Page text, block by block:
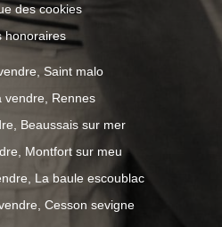
des cookies
honoraires
Saint malo
vendre, Rennes
Beaussais sur mer
Montfort sur meu
La baule escoublac
Cesson sevigne